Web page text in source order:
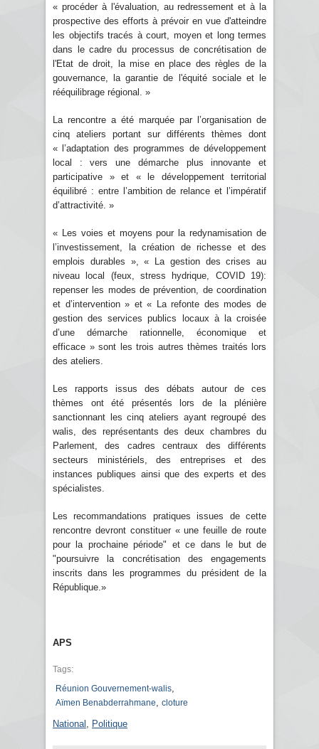
« procéder à l'évaluation, au redressement et à la
prospective des efforts à prévoir en vue d'atteindre
les objectifs tracés à court, moyen et long termes
dans le cadre du processus de concrétisation de
l'Etat de droit, la mise en place des règles de la
gouvernance, la garantie de l'équité sociale et le
rééquilibrage régional. »
La rencontre a été marquée par l’organisation de
cinq ateliers portant sur différents thèmes dont
« l’adaptation des programmes de développement
local : vers une démarche plus innovante et
participative » et « le développement territorial
équilibré : entre l’ambition de relance et l’impératif
d’attractivité. »
« Les voies et moyens pour la redynamisation de
l’investissement, la création de richesse et des
emplois durables », « La gestion des crises au
niveau local (feux, stress hydrique, COVID 19):
repenser les modes de prévention, de coordination
et d’intervention » et « La refonte des modes de
gestion des services publics locaux à la croisée
d’une démarche rationnelle, économique et
efficace » sont les trois autres thèmes traités lors
des ateliers.
Les rapports issus des débats autour de ces
thèmes ont été présentés lors de la plénière
sanctionnant les cinq ateliers ayant regroupé des
walis, des représentants des deux chambres du
Parlement, des cadres centraux des différents
secteurs ministériels, des entreprises et des
instances publiques ainsi que des experts et des
spécialistes.
Les recommandations pratiques issues de cette
rencontre devront constituer « une feuille de route
pour la prochaine période" et ce dans le but de
"poursuivre la concrétisation des engagements
inscrits dans les programmes du président de la
République.»
APS
Tags:
Réunion Gouvernement-walis
Aïmen Benabderrahmane cloture
National Politique